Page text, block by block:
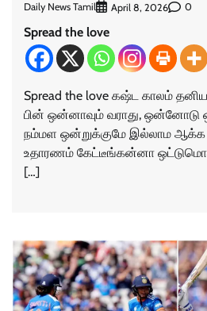
Daily News Tamil April 8, 2026 0
Spread the love
Spread the love கஷ்ட காலம்
பின் ஒன்னாவும் வராது, ஒன்னோடு
நம்மள ஒன்றுக்குமே இல்லாம ஆக்க
உதாரணம் கேட்டீங்கன்னா
[…]